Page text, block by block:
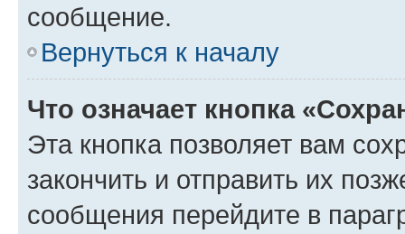
сообщение.
Вернуться к началу
Что означает кнопка
Эта кнопка позволяет вам
закончить и отправить их
сообщения перейдите в